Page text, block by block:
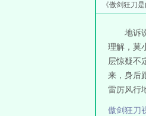
《傲剑狂刀
地诉
理解，莫
层惊疑不
来，身后
雷厉风行
傲剑狂刀